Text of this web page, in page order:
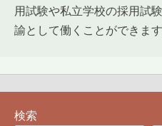
用試験や私立学校の採用試
諭として働くことができます
検索